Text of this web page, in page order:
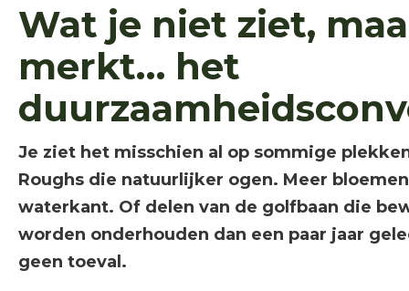
Wat je niet ziet,
merkt… het
Je ziet het misschien al op sommige
Roughs die natuurlijker ogen. Meer
waterkant. Of delen van de golfbaan die
worden onderhouden dan een paar jaar
geen toeval.